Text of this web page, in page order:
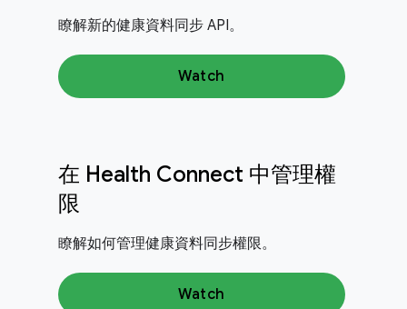
瞭解新的健康資料同步 API。
Watch
在 Health Connect 中管理權
限
瞭解如何管理健康資料同步權限。
Watch